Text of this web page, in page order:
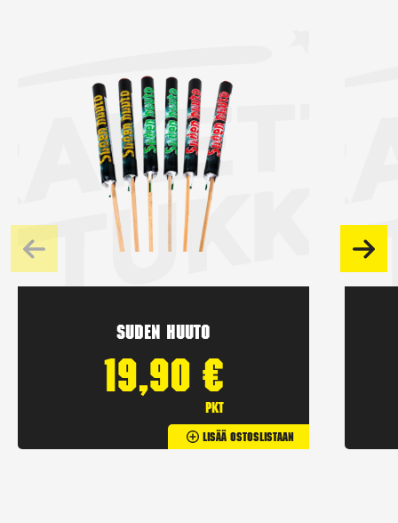
Suden huuto
19,90 €
pkt
Lisää Ostoslistaan